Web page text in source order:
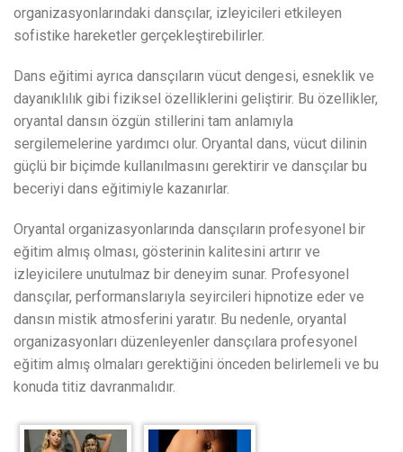
organizasyonlarındaki dansçılar, izleyicileri etkileyen
sofistike hareketler gerçekleştirebilirler.
Dans eğitimi ayrıca dansçıların vücut dengesi, esneklik ve
dayanıklılık gibi fiziksel özelliklerini geliştirir. Bu özellikler,
oryantal dansın özgün stillerini tam anlamıyla
sergilemelerine yardımcı olur. Oryantal dans, vücut dilinin
güçlü bir biçimde kullanılmasını gerektirir ve dansçılar bu
beceriyi dans eğitimiyle kazanırlar.
Oryantal organizasyonlarında dansçıların profesyonel bir
eğitim almış olması, gösterinin kalitesini artırır ve
izleyicilere unutulmaz bir deneyim sunar. Profesyonel
dansçılar, performanslarıyla seyircileri hipnotize eder ve
dansın mistik atmosferini yaratır. Bu nedenle, oryantal
organizasyonları düzenleyenler dansçılara profesyonel
eğitim almış olmaları gerektiğini önceden belirlemeli ve bu
konuda titiz davranmalıdır.